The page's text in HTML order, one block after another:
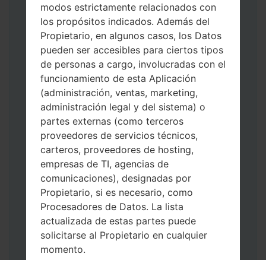
Descargue a su PC: la última versión de
Odin 3.
A continuación, extraiga el archivo de
firmware.
Debe obtener 1 (si es archivo 1, elíjalo aquí)
o 5 (si es archivo 5, selecciónelo aquí):
AP: "Sistema y Recuperación"
CP: "Módem y Radio"
CSC _ ***: "País y región y operador"
HOME_CSC _ ***: "País y regióny
operador"
Agregue todos los archivos a Odin 3.
Si desea hacer clean flash, use CSC _ *** o
use HOME_CSC _ *** para mantener sus
datos y aplicaciones.
Ahora apague su teléfono y entre al Modo
de Descarga. Cómo hacer todos los
modos estrictamente relacionados con
los propósitos indicados. Además del
Propietario, en algunos casos, los Datos
pueden ser accesibles para ciertos tipos
de personas a cargo, involucradas con el
funcionamiento de esta Aplicación
(administración, ventas, marketing,
administración legal y del sistema) o
partes externas (como terceros
proveedores de servicios técnicos,
carteros, proveedores de hosting,
empresas de TI, agencias de
comunicaciones), designadas por
Propietario, si es necesario, como
Procesadores de Datos. La lista
actualizada de estas partes puede
solicitarse al Propietario en cualquier
momento.